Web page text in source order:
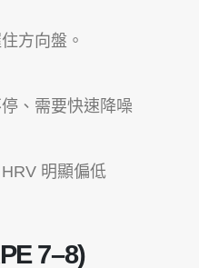
方向盤。
、需要快速降噪
明顯偏低
7–8)